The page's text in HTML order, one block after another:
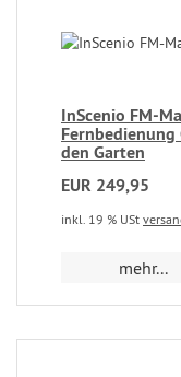
InScenio FM-
den Garten
EUR 249,95
inkl. 19 % USt
mehr...